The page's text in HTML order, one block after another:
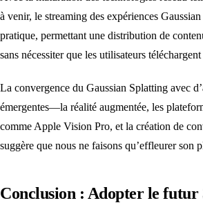
à venir, le streaming des expériences
pratique, permettant une distribution de
sans nécessiter que les utilisateurs
La convergence du Gaussian Splatting avec
émergentes—la réalité augmentée, les
comme Apple Vision Pro, et la création de
suggère que nous ne faisons qu’effleurer son
Conclusion : Adopter le futur